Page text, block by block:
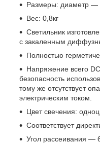
Размеры: диаметр
Вес: 0,8кг
Светильник
с закаленным
Полностью
Напряжение всего
безопасность
тому же отсутствует
электрическим током.
Цвет свечения:
Соответствует
Угол рассеивания ―